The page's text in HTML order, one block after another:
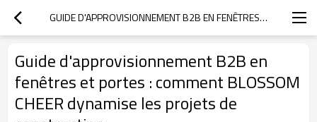
GUIDE D'APPROVISIONNEMENT B2B EN FENÊTRES ET PORTES : COMMENT BLOSSOM CHEER DYNAMISE LES PROJETS DE CONSTRUCTION
Guide d'approvisionnement B2B en
fenêtres et portes : comment BLOSSOM
CHEER dynamise les projets de